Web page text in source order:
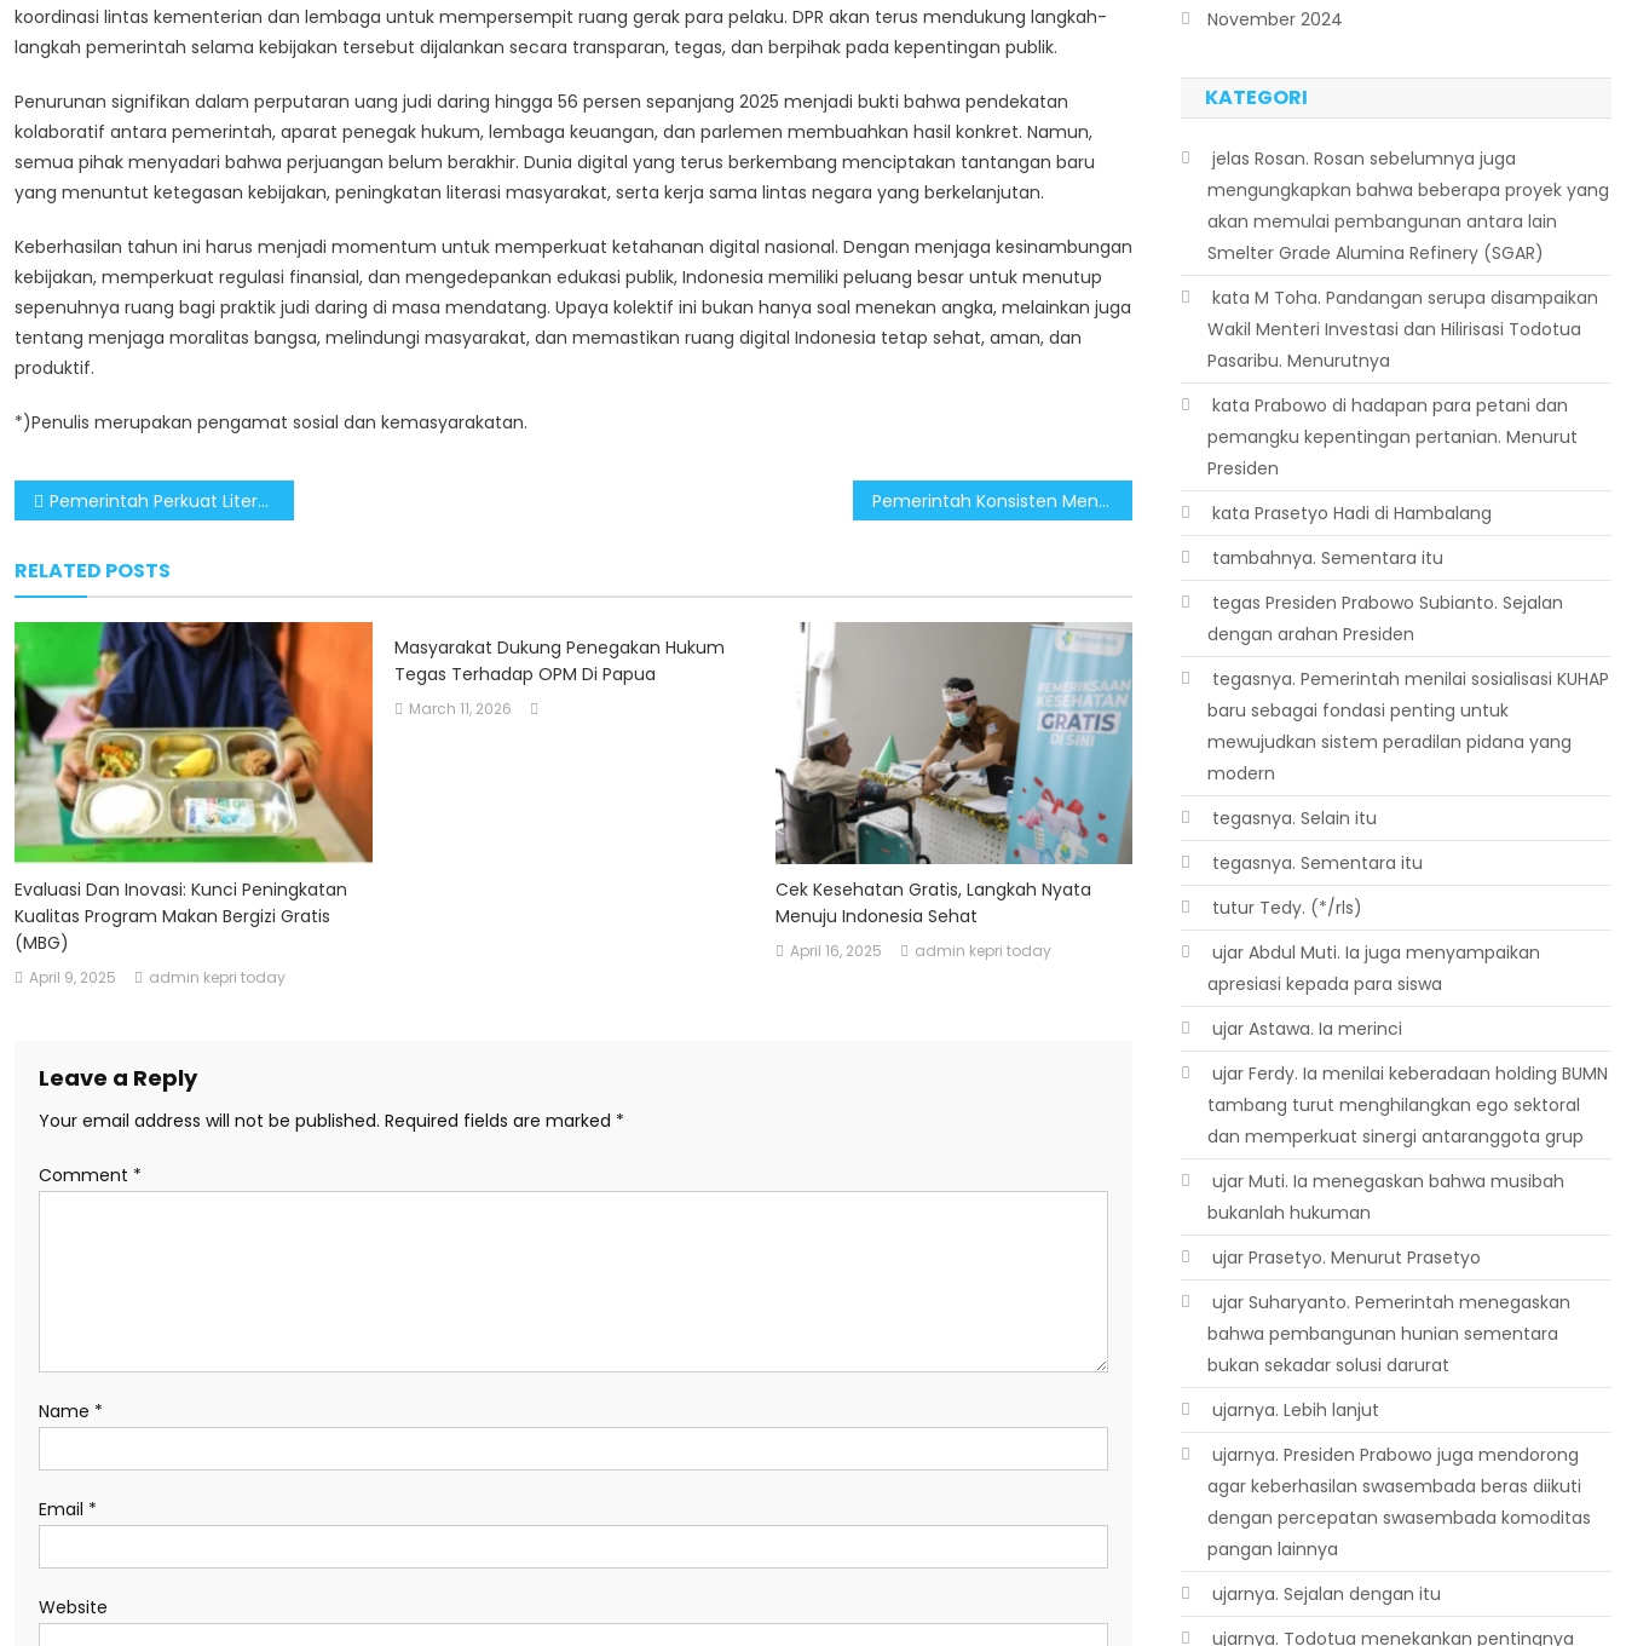
koordinasi lintas kementerian dan lembaga untuk mempersempit ruang gerak para pelaku. DPR akan terus mendukung langkah-
langkah pemerintah selama kebijakan tersebut dijalankan secara transparan, tegas, dan berpihak pada kepentingan publik.
Penurunan signifikan dalam perputaran uang judi daring hingga 56 persen sepanjang 2025 menjadi bukti bahwa pendekatan
kolaboratif antara pemerintah, aparat penegak hukum, lembaga keuangan, dan parlemen membuahkan hasil konkret. Namun,
semua pihak menyadari bahwa perjuangan belum berakhir. Dunia digital yang terus berkembang menciptakan tantangan baru
yang menuntut ketegasan kebijakan, peningkatan literasi masyarakat, serta kerja sama lintas negara yang berkelanjutan.
Keberhasilan tahun ini harus menjadi momentum untuk memperkuat ketahanan digital nasional. Dengan menjaga kesinambungan
kebijakan, memperkuat regulasi finansial, dan mengedepankan edukasi publik, Indonesia memiliki peluang besar untuk menutup
sepenuhnya ruang bagi praktik judi daring di masa mendatang. Upaya kolektif ini bukan hanya soal menekan angka, melainkan juga
tentang menjaga moralitas bangsa, melindungi masyarakat, dan memastikan ruang digital Indonesia tetap sehat, aman, dan
produktif.
*)Penulis merupakan pengamat sosial dan kemasyarakatan.
Post
Pemerintah Perkuat Literasi Sebagai Langkah Komprehensif Berantas Judi Daring Pemerintah Konsisten Menutup Ribuan Situs Judi Daring Setiap Minggu
RELATED POSTS
Evaluasi Dan Inovasi: Kunci Peningkatan
Kualitas Program Makan Bergizi Gratis
(MBG)
April 9, 2025 admin kepri today
Masyarakat Dukung Penegakan Hukum
Tegas Terhadap OPM Di Papua
March 11, 2026
Cek Kesehatan Gratis, Langkah Nyata
Menuju Indonesia Sehat
April 16, 2025 admin kepri today
Leave a Reply
Your email address will not be published. Required fields are marked *
Comment *
Name *
Email *
Website
November 2024
KATEGORI
 jelas Rosan. Rosan sebelumnya juga
mengungkapkan bahwa beberapa proyek yang
akan memulai pembangunan antara lain
Smelter Grade Alumina Refinery (SGAR)
 kata M Toha. Pandangan serupa disampaikan
Wakil Menteri Investasi dan Hilirisasi Todotua
Pasaribu. Menurutnya
 kata Prabowo di hadapan para petani dan
pemangku kepentingan pertanian. Menurut
Presiden
 kata Prasetyo Hadi di Hambalang
 tambahnya. Sementara itu
 tegas Presiden Prabowo Subianto. Sejalan
dengan arahan Presiden
 tegasnya. Pemerintah menilai sosialisasi KUHAP
baru sebagai fondasi penting untuk
mewujudkan sistem peradilan pidana yang
modern
 tegasnya. Selain itu
 tegasnya. Sementara itu
 tutur Tedy. (*/rls)
 ujar Abdul Muti. Ia juga menyampaikan
apresiasi kepada para siswa
 ujar Astawa. Ia merinci
 ujar Ferdy. Ia menilai keberadaan holding BUMN
tambang turut menghilangkan ego sektoral
dan memperkuat sinergi antaranggota grup
 ujar Muti. Ia menegaskan bahwa musibah
bukanlah hukuman
 ujar Prasetyo. Menurut Prasetyo
 ujar Suharyanto. Pemerintah menegaskan
bahwa pembangunan hunian sementara
bukan sekadar solusi darurat
 ujarnya. Lebih lanjut
 ujarnya. Presiden Prabowo juga mendorong
agar keberhasilan swasembada beras diikuti
dengan percepatan swasembada komoditas
pangan lainnya
 ujarnya. Sejalan dengan itu
 ujarnya. Todotua menekankan pentingnya